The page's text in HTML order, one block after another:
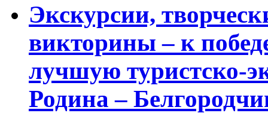
Экскурсии,
викторины – к
лучшую туристско-
Родина –